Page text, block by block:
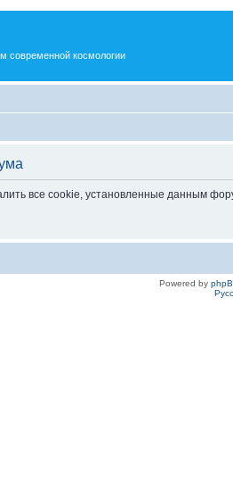
современной космологии
все cookie, установленные данным
Powered by